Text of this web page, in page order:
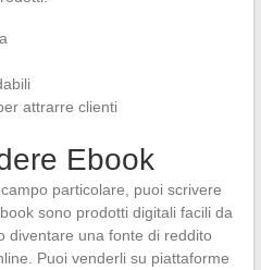
attrarre clienti
Ebook
particolare, puoi scrivere
sono prodotti digitali facili da
diventare una fonte di reddito
Puoi venderli su piattaforme